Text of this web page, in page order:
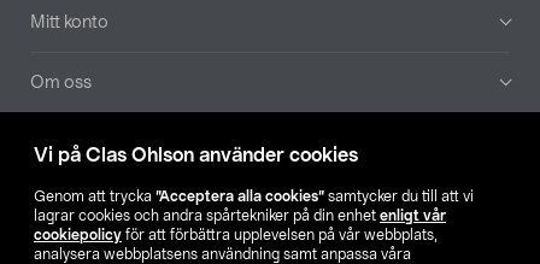
Vi på Clas Ohlson använder cookies
Genom att trycka ”Acceptera alla cookies” samtycker du till att vi
lagrar cookies och andra spårtekniker på din enhet enligt vår
cookiepolicy för att förbättra upplevelsen på vår webbplats,
analysera webbplatsens användning samt anpassa våra
Mitt konto
Om oss
Aktuellt
Våra bolag